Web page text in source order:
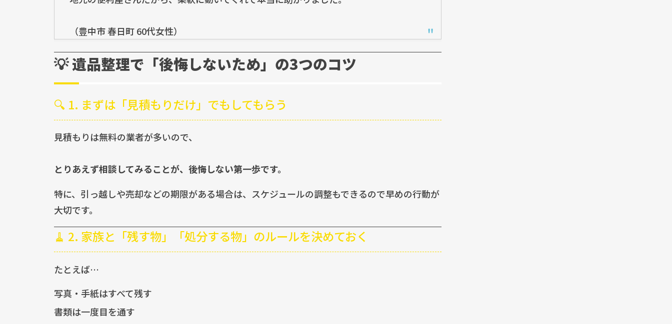
（豊中市 春日町 60代女性）
💡 遺品整理で「後悔しないため」の3つのコツ
🔍 1. まずは「見積もりだけ」でもしてもらう
見積もりは無料の業者が多いので、
とりあえず相談してみることが、後悔しない第一歩です。
特に、引っ越しや売却などの期限がある場合は、スケジュールの調整もできるので早めの行動が
大切です。
🧹 2. 家族と「残す物」「処分する物」のルールを決めておく
たとえば…
写真・手紙はすべて残す
書類は一度目を通す